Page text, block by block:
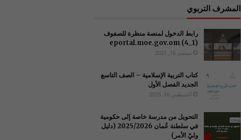
المشرف التربوي
رابط الدخول لمنصة منظرة للصفوف
(1_4) ‏eportal.moe.gov.om
سبتمبر 16, 2021
كتاب التربية الإسلامية – الصف التاسع
الجديد الفصل الأول
أغسطس 16, 2025
التحويل من مدرسة خاصة إلى حكومية
في سلطنة عُمان 2025/2026 (دليل
وليّ الأمر)